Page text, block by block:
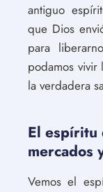
antiguo
que Dios
para
podamos
la verdadera
El espíritu
mercados
Vemos el